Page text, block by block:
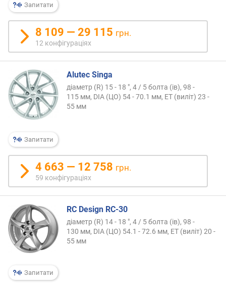
Запитати
8 109 — 29 115 грн.
12 конфігураціях
Запитати
Alutec Singa
діаметр (R) 15 - 18 ", 4 / 5 болта (ів), 98 -
115 мм, DIA (ЦО) 54 - 70.1 мм, ET (виліт) 23 -
55 мм
4 663 — 12 758 грн.
59 конфігураціях
Запитати
RC Design RC-30
діаметр (R) 14 - 18 ", 4 / 5 болта (ів), 98 -
130 мм, DIA (ЦО) 54.1 - 72.6 мм, ET (виліт) 20 -
55 мм